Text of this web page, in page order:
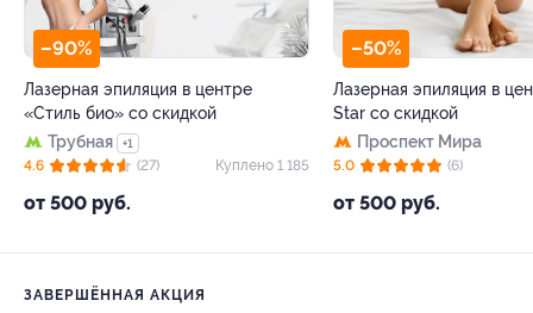
–90%
Лазерная эпиляция в центре
«Стиль био» со скидкой
Трубная
+1
от 500 руб.
4.6 (27) Куплено 1 185
–50%
Лазерная эпиляция в
Star со скидкой
Проспект Мира
от 500 руб.
5.0 (6)
ЗАВЕРШЁННАЯ АКЦИЯ